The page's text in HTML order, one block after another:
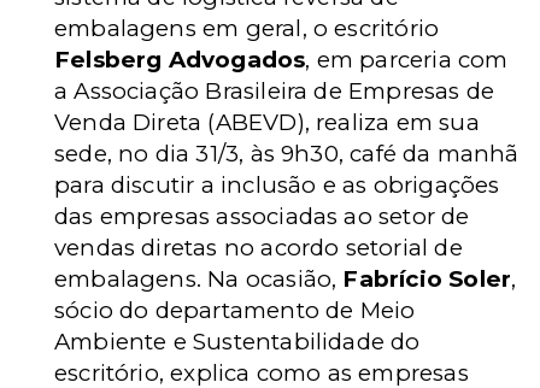
embalagens em geral, o escritório
Felsberg Advogados, em parceria com
a Associação Brasileira de Empresas de
Venda Direta (ABEVD), realiza em sua
sede, no dia 31/3, às 9h30, café da manhã
para discutir a inclusão e as obrigações
das empresas associadas ao setor de
vendas diretas no acordo setorial de
embalagens. Na ocasião, Fabrício Soler,
sócio do departamento de Meio
Ambiente e Sustentabilidade do
escritório, explica como as empresas